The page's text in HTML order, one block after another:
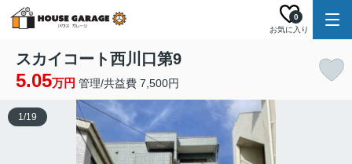
お気に入り
0
スカイコート西川口第9
5.05万円 管理/共益費 7,500円
1/19